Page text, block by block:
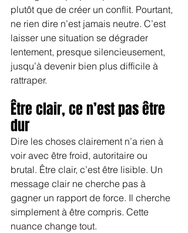
plutôt que de créer un conflit. Pourtant,
ne rien dire n’est jamais neutre. C’est
laisser une situation se dégrader
lentement, presque silencieusement,
jusqu’à devenir bien plus difficile à
rattraper.
Être clair, ce n’est pas être
dur
Dire les choses clairement n’a rien à
voir avec être froid, autoritaire ou
brutal. Être clair, c’est être lisible. Un
message clair ne cherche pas à
gagner un rapport de force. Il cherche
simplement à être compris. Cette
nuance change tout.